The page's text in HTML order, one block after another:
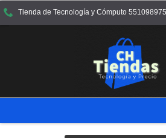
Tienda de Tecnología y Cómputo